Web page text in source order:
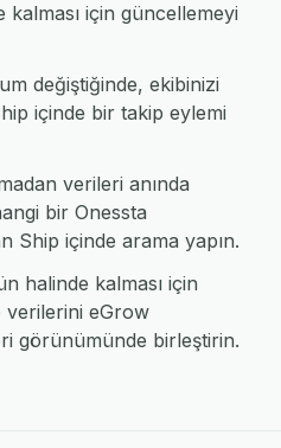
için güncellemeyi
değiştiğinde, ekibinizi
içinde bir takip eylemi
verileri anında
bir Onessta
Ship içinde arama yapın.
halinde kalması için
verilerini eGrow
görünümünde birleştirin.